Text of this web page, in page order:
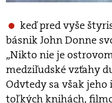
keď pred vyše
básnik John Donne
„Nikto nie je
medziľudské vzťahy
Odvtedy sa však
toľkých knihách,